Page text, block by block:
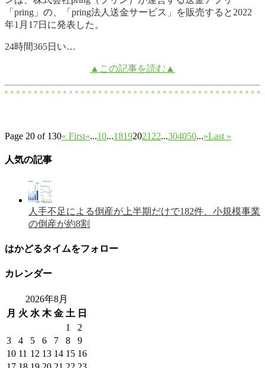
「pring」の、「pring法人送金サービス」を販売すると2022
年1月17日に発表した。
24時間365日い…
▲この記事を読む▲
Page 20 of 130« First«...10...18192021 22...304050...»Last »
人気の記事
人手不足による倒産が上半期だけで182件、小規模事業
の倒産が約8割
はかどるタイムをフォロー
カレンダー
2026年8月
月 火 水 木 金 土 日
1
2
3
4 5 6 7 8
9
10 11 12 13 14 15 16